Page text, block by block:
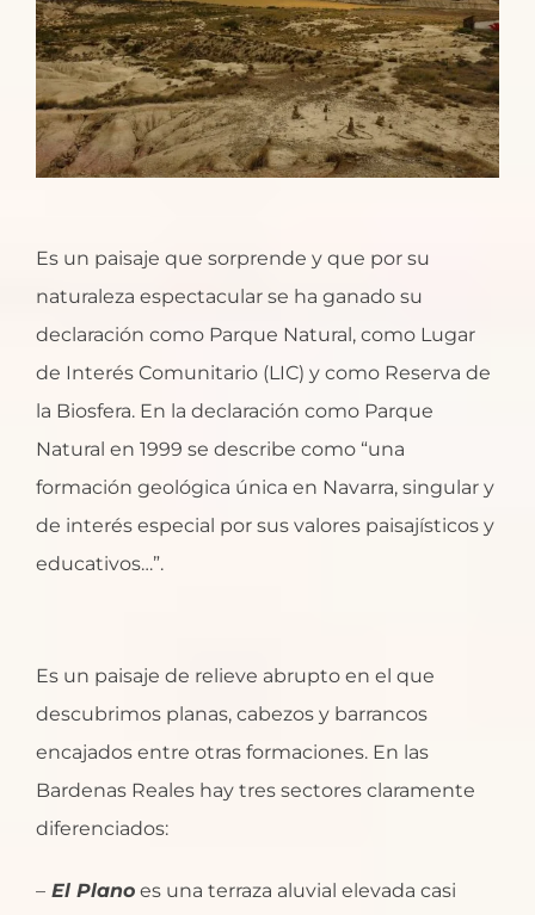
Es un paisaje que sorprende y que por su
naturaleza espectacular se ha ganado su
declaración como Parque Natural, como Lugar
de Interés Comunitario (LIC) y como Reserva de
la Biosfera. En la declaración como Parque
Natural en 1999 se describe como “una
formación geológica única en Navarra, singular y
de interés especial por sus valores paisajísticos y
educativos…”.
Es un paisaje de relieve abrupto en el que
descubrimos planas, cabezos y barrancos
encajados entre otras formaciones. En las
Bardenas Reales hay tres sectores claramente
diferenciados:
– El Plano es una terraza aluvial elevada casi